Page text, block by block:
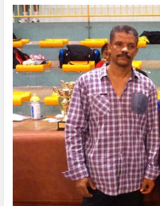
t
a
g
e
r
s
u
r
F
a
c
e
b
o
o
k
(
o
u
v
r
t
a
g
e
r
u
r
T
w
i
t
t
e
r
(
o
u
v
r
e